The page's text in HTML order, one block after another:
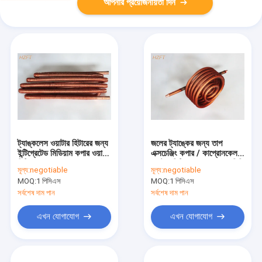
আপনার প্রয়োজনীয়তা দিন
ট্যাঙ্কলেস ওয়াটার হিটারের জন্য
ইন্টিগ্রেটেড মিডিয়াম কপার ওয়াটার
মূল্য:negotiable
MOQ:1 পিসিএস
সর্বশেষ দাম পান
এখন যোগাযোগ
জলের ট্যাঙ্কের জন্য তাপ
এক্সচেঞ্জিং কপার / কাপ্রোনকেল
ফিনের পুরুত্ব
মূল্য:negotiable
MOQ:1 পিসিএস
সর্বশেষ দাম পান
এখন যোগাযোগ